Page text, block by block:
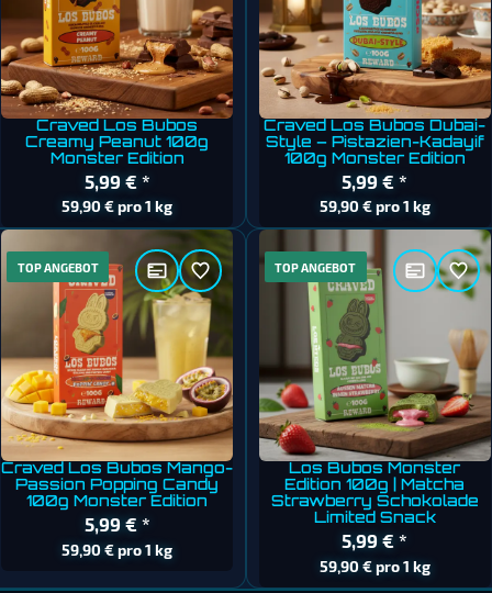
Craved Los Bubos
Creamy Peanut 100g
Monster Edition
5,99 € *
59,90 € pro 1 kg
Craved Los Bubos Dubai-
Style – Pistazien-Kadayif
100g Monster Edition
5,99 €*
59,90 € pro 1 kg
TOP ANGEBOT
Craved Los Bubos Mango-
Passion Popping Candy
100g Monster Edition
5,99 € *
59,90 € pro 1 kg
TOP ANGEBOT
Los Bubos Monster
Edition 100g | Matcha
Strawberry Schokolade
Limited Snack
5,99 €*
59,90 € pro 1 kg